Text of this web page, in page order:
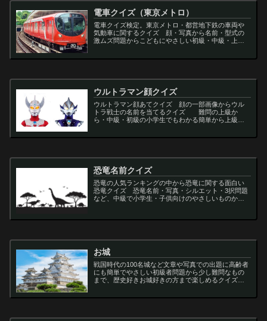
電車クイズ（東京メトロ）
電車クイズ検定。東京メトロ・都営地下鉄の車両や
気動車に関するクイズ 顔・写真から名前・型式の
激ムズ問題からこどもにやさしい初級・中級・上級
ウルトラマン顔クイズ
ウルトラマン顔あてクイズ 顔の一部画像からウル
トラ戦士の名前を当てるクイズ 難問の上級か
ら・中級・初級の小学生でもわかる簡単から上級者
恐竜名前クイズ
恐竜の人気ランキングの中から恐竜に関する面白い
恐竜クイズ 恐竜名前・写真・シルエット・3択問題
など、中級で小学生・子供向けのやさしいものから
サ...
お城
戦国時代の100名城など文章や写真での出題に高齢者
にも簡単でやさしい初級者問題から少し難問なもの
まで、歴史好きお城好きの方まで楽しめるクイズで